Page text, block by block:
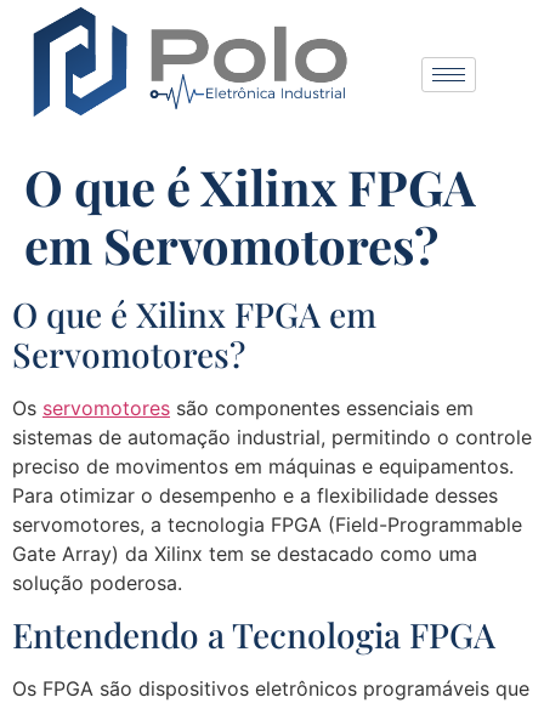
O que é Xilinx FPGA
em Servomotores?
O que é Xilinx FPGA em
Servomotores?
Os servomotores são componentes essenciais em
sistemas de automação industrial, permitindo o controle
preciso de movimentos em máquinas e equipamentos.
Para otimizar o desempenho e a flexibilidade desses
servomotores, a tecnologia FPGA (Field-Programmable
Gate Array) da Xilinx tem se destacado como uma
solução poderosa.
Entendendo a Tecnologia FPGA
Os FPGA são dispositivos eletrônicos programáveis que